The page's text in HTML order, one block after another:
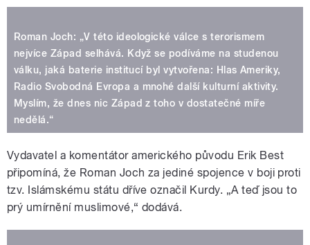
Roman Joch: „V této ideologické válce s terorismem
nejvíce Západ selhává. Když se podíváme na studenou
válku, jaká baterie institucí byl vytvořena: Hlas Ameriky,
Radio Svobodná Evropa a mnohé další kulturní aktivity.
Myslím, že dnes nic Západ z toho v dostatečné míře
nedělá.“
Vydavatel a komentátor amerického původu Erik Best
připomíná, že Roman Joch za jediné spojence v boji proti
tzv. Islámskému státu dříve označil Kurdy. „A teď jsou to
prý umírnění muslimové,“ dodává.